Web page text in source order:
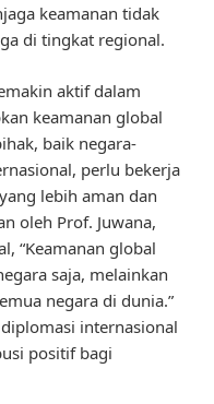
keamanan tidak
di tingkat regional.
aktif dalam
keamanan global
baik negara-
perlu bekerja
lebih aman dan
oleh Prof. Juwana,
“Keamanan global
saja, melainkan
negara di dunia.”
internasional
positif bagi